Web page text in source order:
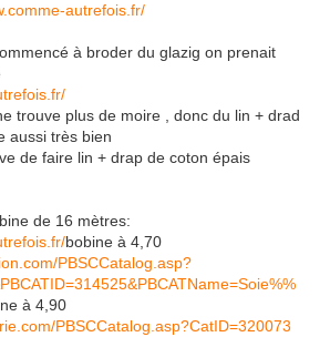
autrefois.fr/
à broder du glazig on prenait
trouve plus de moire , donc du lin + drad
aussi très bien
de faire lin + drap de coton épais
de 16 mètres:
bobine à 4,70
PBSCCatalog.asp?
à 4,90
PBSCCatalog.asp?CatID=320073